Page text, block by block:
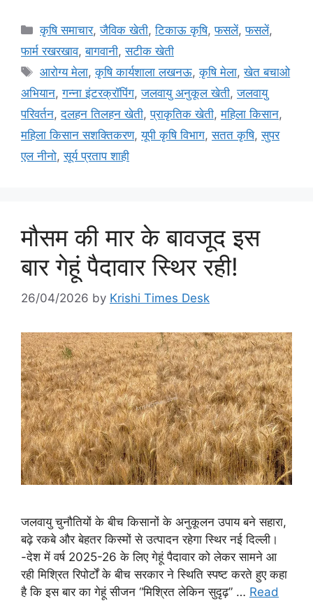
कृषि समाचार,जैविक खेती,टिकाऊ कृषि,फसलें,फसलें,
फार्म रखरखाव,बागवानी,सटीक खेती
आरोग्य मेला,कृषि कार्यशाला लखनऊ,कृषि मेला,खेत बचाओ
अभियान,गन्ना इंटरक्रॉपिंग,जलवायु अनुकूल खेती,जलवायु
परिवर्तन,दलहन तिलहन खेती,प्राकृतिक खेती,महिला किसान,
महिला किसान सशक्तिकरण,यूपी कृषि विभाग,सतत कृषि,सुपर
एल नीनो,सूर्य प्रताप शाही
मौसम की मार के बावजूद इस
बार गेहूं पैदावार स्थिर रही!
26/04/2026 by Krishi Times Desk
जलवायु चुनौतियों के बीच किसानों के अनुकूलन उपाय बने सहारा,
बढ़े रकबे और बेहतर किस्मों से उत्पादन रहेगा स्थिर नई दिल्ली।
-देश में वर्ष 2025-26 के लिए गेहूं पैदावार को लेकर सामने आ
रही मिश्रित रिपोर्टों के बीच सरकार ने स्थिति स्पष्ट करते हुए कहा
है कि इस बार का गेहूं सीजन “मिश्रित लेकिन सुदृढ़” … Read